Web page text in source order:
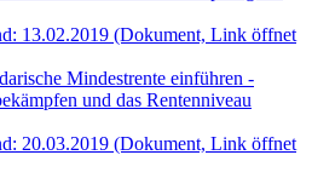
13.02.2019 (Dokument, Link öffnet
Mindestrente einführen -
und das Rentenniveau
20.03.2019 (Dokument, Link öffnet